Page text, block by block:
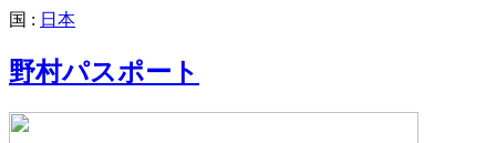
国 : 日本
野村パスポート